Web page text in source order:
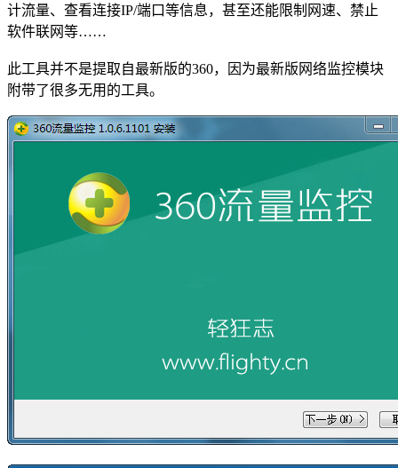
计流量、查看连接IP/端口等信息，甚至还能限制网速、禁止
软件联网等……
此工具并不是提取自最新版的360，因为最新版网络监控模块
附带了很多无用的工具。